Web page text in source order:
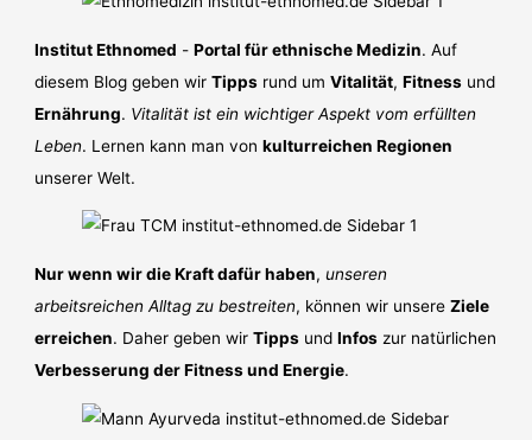
Institut Ethnomed -Portal für ethnische Medizin. Auf
diesem Blog geben wirTipps rund umVitalität,Fitness und
Ernährung. Vitalität ist ein wichtiger Aspekt vom erfüllten
Leben. Lernen kann man vonkulturreichen Regionen
unserer Welt.
Nur wenn wir die Kraft dafür haben,unseren
arbeitsreichen Alltag zu bestreiten, können wir unsereZiele
erreichen. Daher geben wirTipps undInfos zur natürlichen
Verbesserung der Fitness und Energie.